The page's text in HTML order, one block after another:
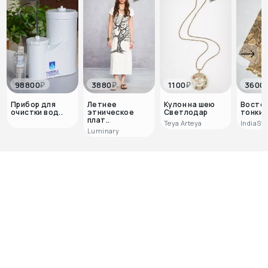
98800₽
Прибор для
очистки вод..
3880₽
Летнее
этническое
плат..
Luminary
1100₽
Кулон на шею
Светлодар
Teya Arteya
3600